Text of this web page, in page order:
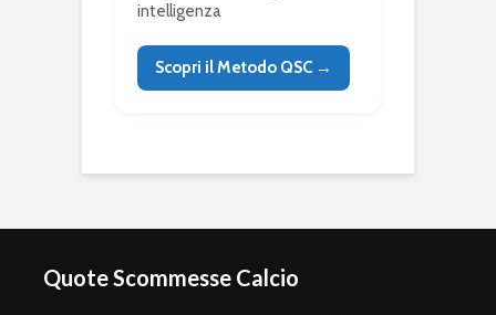
intelligenza
Scopri il Metodo QSC →
Quote Scommesse Calcio